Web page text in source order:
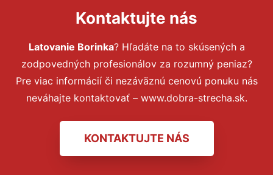
Kontaktujte nás
Latovanie Borinka? Hľadáte na to skúsených a
zodpovedných profesionálov za rozumný peniaz?
Pre viac informácií či nezáväznú cenovú ponuku nás
neváhajte kontaktovať – www.dobra-strecha.sk.
KONTAKTUJTE NÁS